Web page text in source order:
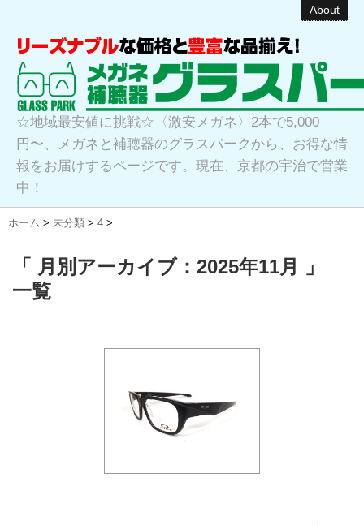
About
☆地域最安値に挑戦☆〈激安メガネ〉2本で5,000
円〜、メガネと補聴器のグラスパークから、お得な情
報をお届けするページです。現在、京都の宇治で営業
中！
ホーム > 未分類 > 4 >
「 月別アーカイブ：2025年11月 」
一覧